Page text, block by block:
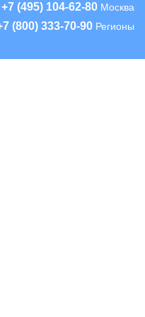
+7 (495) 104-62-80 Москва
(800) 333-70-90 Регионы